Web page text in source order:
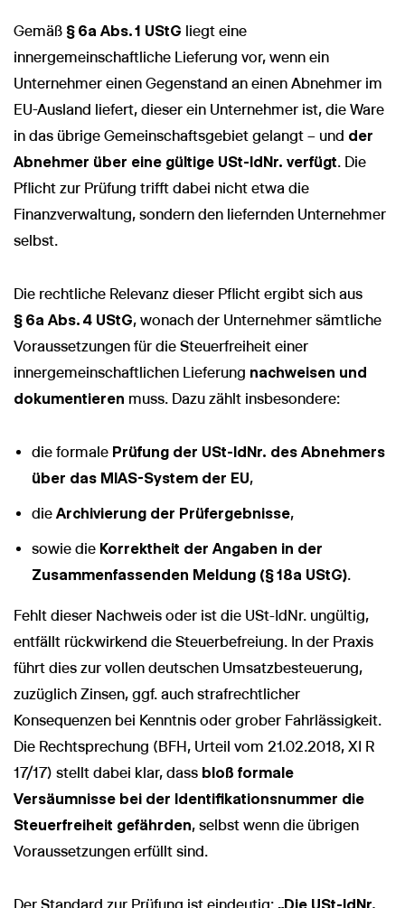
Gemäß § 6a Abs. 1 UStG liegt eine
innergemeinschaftliche Lieferung vor, wenn ein
Unternehmer einen Gegenstand an einen Abnehmer im
EU-Ausland liefert, dieser ein Unternehmer ist, die Ware
in das übrige Gemeinschaftsgebiet gelangt – und der
Abnehmer über eine gültige USt-IdNr. verfügt. Die
Pflicht zur Prüfung trifft dabei nicht etwa die
Finanzverwaltung, sondern den liefernden Unternehmer
selbst.
Die rechtliche Relevanz dieser Pflicht ergibt sich aus
§ 6a Abs. 4 UStG, wonach der Unternehmer sämtliche
Voraussetzungen für die Steuerfreiheit einer
innergemeinschaftlichen Lieferung nachweisen und
dokumentieren muss. Dazu zählt insbesondere:
die formale Prüfung der USt-IdNr. des Abnehmers
über das MIAS-System der EU,
die Archivierung der Prüfergebnisse,
sowie die Korrektheit der Angaben in der
Zusammenfassenden Meldung (§ 18a UStG).
Fehlt dieser Nachweis oder ist die USt-IdNr. ungültig,
entfällt rückwirkend die Steuerbefreiung. In der Praxis
führt dies zur vollen deutschen Umsatzbesteuerung,
zuzüglich Zinsen, ggf. auch strafrechtlicher
Konsequenzen bei Kenntnis oder grober Fahrlässigkeit.
Die Rechtsprechung (BFH, Urteil vom 21.02.2018, XI R
17/17) stellt dabei klar, dass bloß formale
Versäumnisse bei der Identifikationsnummer die
Steuerfreiheit gefährden, selbst wenn die übrigen
Voraussetzungen erfüllt sind.